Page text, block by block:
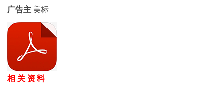
广告主 美标
相 关 资 料